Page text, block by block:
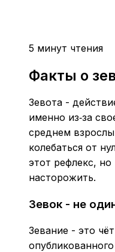
5 минут чтения
Факты о
Зевота -
именно из‑за
среднем
колебаться от
этот рефлекс,
насторожить.
Зевок - не
Зевание - это